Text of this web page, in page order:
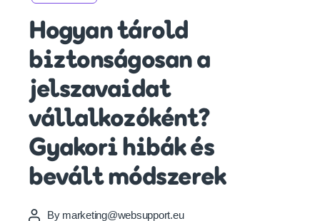
Hogyan tárold
biztonságosan a
jelszavaidat
vállalkozóként?
Gyakori hibák és
bevált módszerek
PostBy marketing@websupport.eu